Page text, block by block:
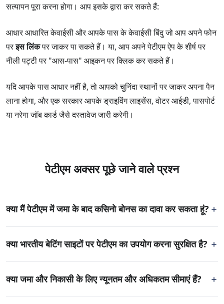
सत्यापन पूरा करना होगा। आप इसके द्वारा कर सकते हैं:
आधार आधारित केवाईसी और आपके पास के केवाईसी बिंदु जो आप अपने फोन
परइस लिंकपर जाकर पा सकते हैं। या, आप अपने पेटीएम ऐप के शीर्ष पर
नीली पट्टी पर "आस-पास" आइकन पर क्लिक कर सकते हैं।
यदि आपके पास आधार नहीं है, तो आपको चुनिंदा स्थानों पर जाकर अपना पैन
लाना होगा, और एक सरकार आपके ड्राइविंग लाइसेंस, वोटर आईडी, पासपोर्ट
या नरेगा जॉब कार्ड जैसे दस्तावेज जारी करेगी।
पेटीएम अक्सर पूछे जाने वाले प्रश्न
क्या मैं पेटीएम में जमा के बाद कसिनो बोनस का दावा कर सकता हूं?
भारत में ऑनलाइन कसिनो और बेटिंग साइटों के सख्त नियम हैं कि कैसे नए
ग्राहक प्रचार और उनके द्वारा प्रदान किए जाने वाले बोनस के लिए अर्हता
क्या भारतीय बेटिंग साइटों पर पेटीएम का उपयोग करना सुरक्षित है?
इस तथ्य के कारण कि पेटीएम द्वारा अत्याधुनिक एसएसएल एन्क्रिप्शन तकनीक
का उपयोग किया जाता है, इस सेवा को भारतीय बेटिंग साइटों पर सबसे सुरक्षित
क्या जमा और निकासी के लिए न्यूनतम और अधिकतम सीमाएं हैं?